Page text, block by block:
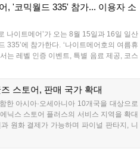
예정입니다....
, '코믹월드 335' 참가... 이용자 소
나이트메어’가 오는 8월 15일과 16일 일산
335’에 참가한다. ‘나이트메어호의 여름휴
는 레벨 인증 이벤트, 특별 음료 제공, 코스
행사가 진행된다. 유명 코스어 7인이 캐릭
서 확인 가능하다....
스토어, 판매 국가 확대
한 아시아·오세아니아 10개국을 대상으로
닉스 스토어 플러스의 서비스 지역을 확대
원화 결제가 가능하며 파이널 판타지, 니
를 구매할 수 있습니다. 신상품이 순차적